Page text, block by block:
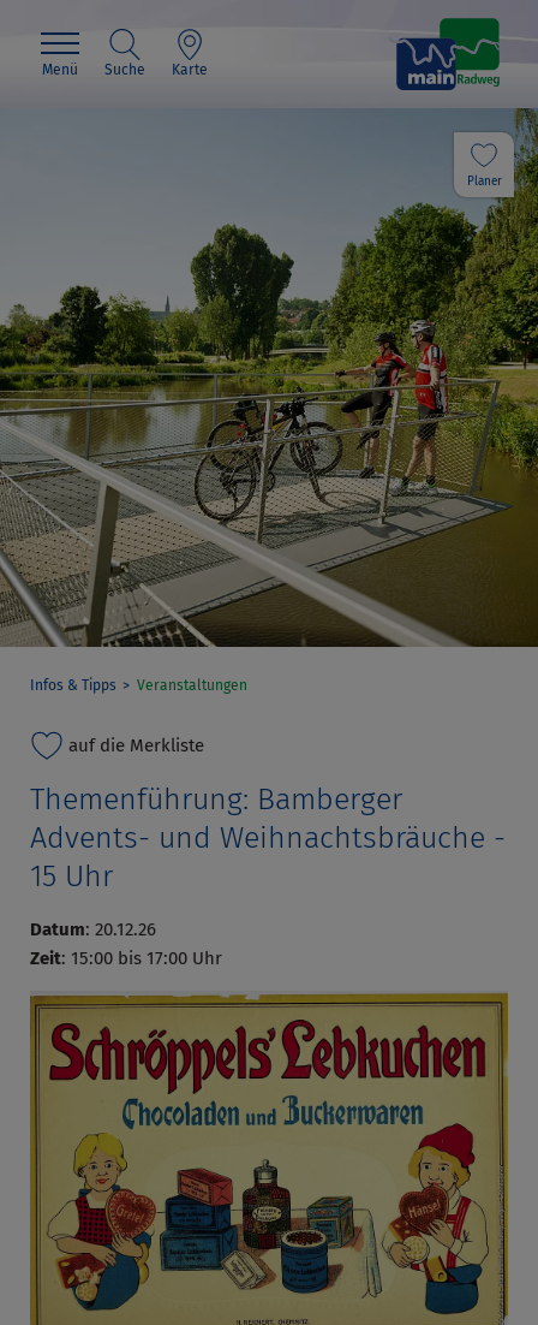
Menü Suche Karte
Planer
Infos & Tipps Veranstaltungen
auf die Merkliste
Themenführung: Bamberger
Advents- und Weihnachtsbräuche -
15 Uhr
Datum: 20.12.26
Zeit: 15:00 bis 17:00 Uhr